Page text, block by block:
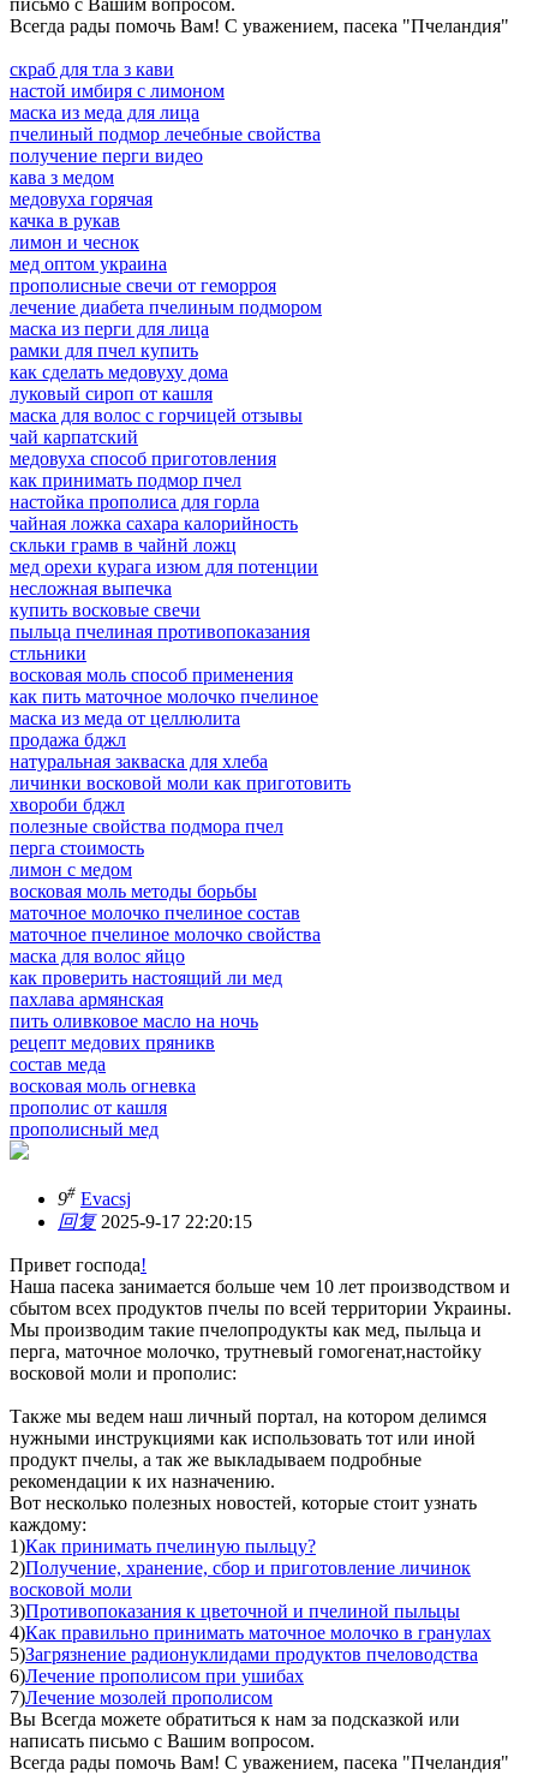
письмо с Вашим вопросом.
Всегда рады помочь Вам! С уважением, пасека "Пчеландия"
скраб для тла з кави
настой имбиря с лимоном
маска из меда для лица
пчелиный подмор лечебные свойства
получение перги видео
кава з медом
медовуха горячая
качка в рукав
лимон и чеснок
мед оптом украина
прополисные свечи от геморроя
лечение диабета пчелиным подмором
маска из перги для лица
рамки для пчел купить
как сделать медовуху дома
луковый сироп от кашля
маска для волос с горчицей отзывы
чай карпатский
медовуха способ приготовления
как принимать подмор пчел
настойка прополиса для горла
чайная ложка сахара калорийность
скльки грамв в чайнй ложц
мед орехи курага изюм для потенции
несложная выпечка
купить восковые свечи
пыльца пчелиная противопоказания
стльники
восковая моль способ применения
как пить маточное молочко пчелиное
маска из меда от целлюлита
продажа бджл
натуральная закваска для хлеба
личинки восковой моли как приготовить
хвороби бджл
полезные свойства подмора пчел
перга стоимость
лимон с медом
восковая моль методы борьбы
маточное молочко пчелиное состав
маточное пчелиное молочко свойства
маска для волос яйцо
как проверить настоящий ли мед
пахлава армянская
пить оливковое масло на ночь
рецепт медових пряникв
состав меда
восковая моль огневка
прополис от кашля
прополисный мед
9# Evacsj
回复2025-9-17 22:20:15
Привет господа!
Наша пасека занимается больше чем 10 лет производством и
сбытом всех продуктов пчелы по всей территории Украины.
Мы производим такие пчелопродукты как мед, пыльца и
перга, маточное молочко, трутневый гомогенат,настойку
восковой моли и прополис:
Также мы ведем наш личный портал, на котором делимся
нужными инструкциями как использовать тот или иной
продукт пчелы, а так же выкладываем подробные
рекомендации к их назначению.
Вот несколько полезных новостей, которые стоит узнать
каждому:
1)Как принимать пчелиную пыльцу?
2)Получение, хранение, сбор и приготовление личинок
восковой моли
3)Противопоказания к цветочной и пчелиной пыльцы
4)Как правильно принимать маточное молочко в гранулах
5)Загрязнение радионуклидами продуктов пчеловодства
6)Лечение прополисом при ушибах
7)Лечение мозолей прополисом
Вы Всегда можете обратиться к нам за подсказкой или
написать письмо с Вашим вопросом.
Всегда рады помочь Вам! С уважением, пасека "Пчеландия"